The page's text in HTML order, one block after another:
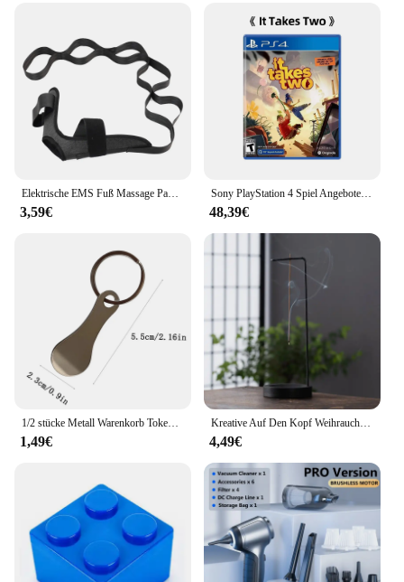
to deliver unparalleled comfort and relaxation. Its
ergonomic design is crafted to cradle your feet,
providing a soothing massage experience that
targets pressure points and relieves tension. The
massage nodes are strategically placed to ensure a
comprehensive foot massage, enhancing blood
circulation and reducing muscle fatigue. Whether
you're at home or in a professional setting, this foot
massager is an excellent addition to your wellness
**Versatile and User-Friendly**
This foot massager is not just about comfort; it's
also about convenience. The included remote
control allows you to adjust the intensity and
vibration modes to suit your personal preferences.
The lightweight and compact design make it easy to
move and store, making it a perfect fit for any
space. Whether you're looking to unwind after a
long day or seeking relief from foot pain, this foot
massager is a versatile tool that caters to all your
needs.
**Adaptable and Affordable**
The masssagegerät Fußmassagegerät is not just a
massage device; it's an investment in your well-
being. Its robust construction ensures durability,
making it a reliable choice for both personal and
professional use. As a wholesale and vendor-
supplied product, it is an affordable option for those
looking to incorporate foot massage into their
3,59€
Sony PlayStation 4 Spiel Angebote-Es Dauert Zwei-PS4 Spiele Physikalische Patrone
48,39€
1/2 stücke Metall Warenkorb Tokens Trolley Token Schlüssel Ring Dekorative Schlüsselbund Mehrzweck Einkaufen Tragbare Für Home Im Freien
1,49€
Kreative Auf Den Kopf Weihrauch Brenner Weihrauch Stick Halter Holz Runde Weihrauch Tablett Ornament Schlafzimmer Home Yoga Dekoration Handwerk
4,49€